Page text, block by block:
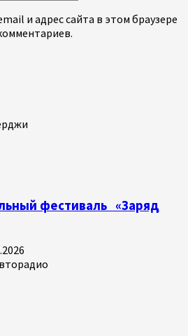
и адрес сайта в этом браузере
фестиваль «Заряд